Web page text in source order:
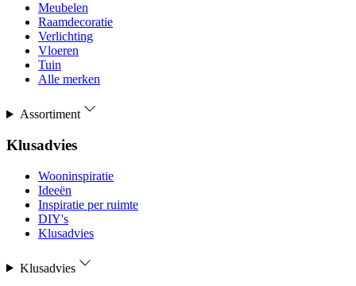
Meubelen
Raamdecoratie
Verlichting
Vloeren
Tuin
Alle merken
Assortiment
Klusadvies
Wooninspiratie
Ideeën
Inspiratie per ruimte
DIY's
Klusadvies
Klusadvies